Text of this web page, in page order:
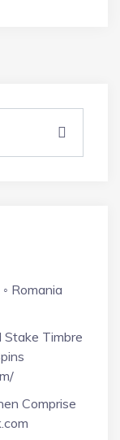
Romania
Timbre
Comprise